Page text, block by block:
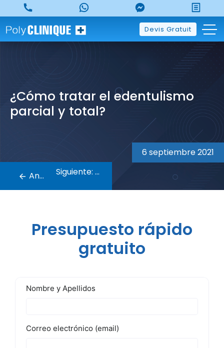
to
content
Devis Gratuit
¿Cómo tratar el edentulismo
parcial y total?
6 septiembre 2021
de
entradas
Anterior: Siguiente:
Presupuesto rápido
gratuito